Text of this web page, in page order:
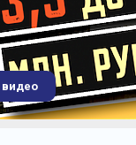
видео